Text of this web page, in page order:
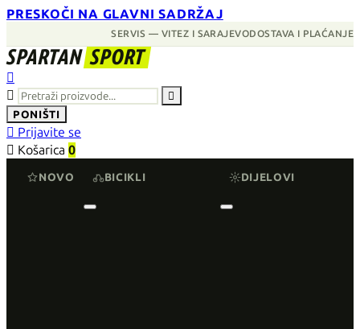
PRESKOČI NA GLAVNI SADRŽAJ
SERVIS — VITEZ I SARAJEVODOSTAVA I PLAĆANJE
SPARTAN SPORT



PONIŠTI
 Prijavite se
 Košarica 0
NOVO BICIKLI DIJELOVI